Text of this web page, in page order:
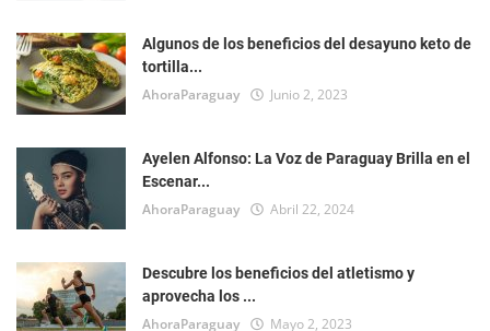
Algunos de los beneficios del desayuno keto de
tortilla...
AhoraParaguay Junio 2, 2023
Ayelen Alfonso: La Voz de Paraguay Brilla en el
Escenar...
AhoraParaguay Abril 22, 2024
Descubre los beneficios del atletismo y
aprovecha los ...
AhoraParaguay Mayo 2, 2023